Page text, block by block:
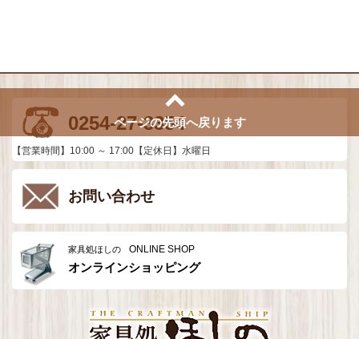
ページの先頭へ戻ります
0254-27-3354
【営業時間】10:00 ～ 17:00【定休日】水曜日
お問い合わせ
家具処ほしの ONLINE SHOP
オンラインショッピング